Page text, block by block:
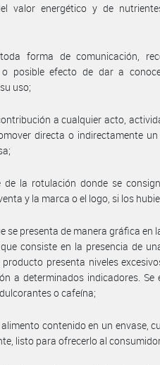
valor energético y de
forma de comunicación,
posible efecto de dar a
uso;
a cualquier acto,
directa o indirectamente
la rotulación donde se
y la marca o el logo, si los
se presenta de manera gráfica en
consiste en la presencia de
presenta niveles
a determinados indicadores. Se
o cafeína;
contenido en un envase,
listo para ofrecerlo al